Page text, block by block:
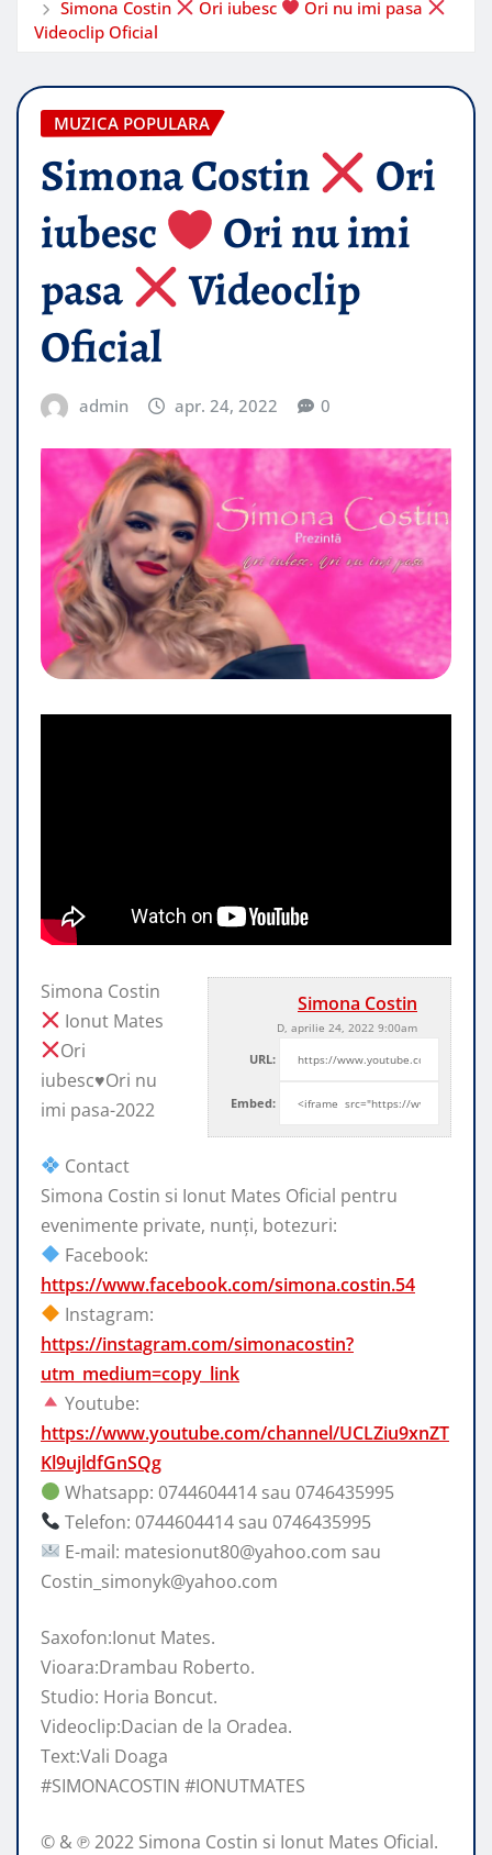
Simona Costin
Ori iubesc
Ori nu imi pasa
Videoclip Oficial
MUZICA POPULARA
Simona Costin
Ori
iubesc
Ori nu imi
pasa
Videoclip
Oficial
admin apr. 24, 2022 0
Simona Costin
D, aprilie 24, 2022 9:00am
URL:
Embed:
Simona Costin
Ionut Mates
Ori
iubesc♥️Ori nu
imi pasa-2022
Contact
Simona Costin si Ionut Mates Oficial pentru
evenimente private, nunți, botezuri:
Facebook:
https://www.facebook.com/simona.costin.54
Instagram:
https://instagram.com/simonacostin?
utm_medium=copy_link
Youtube:
https://www.youtube.com/channel/UCLZiu9xnZT
Kl9ujldfGnSQg
Whatsapp: 0744604414 sau 0746435995
Telefon: 0744604414 sau 0746435995
E-mail: matesionut80@yahoo.com sau
Costin_simonyk@yahoo.com
Saxofon:Ionut Mates.
Vioara:Drambau Roberto.
Studio: Horia Boncut.
Videoclip:Dacian de la Oradea.
Text:Vali Doaga
#SIMONACOSTIN #IONUTMATES
© & ℗ 2022 Simona Costin si Ionut Mates Oficial.